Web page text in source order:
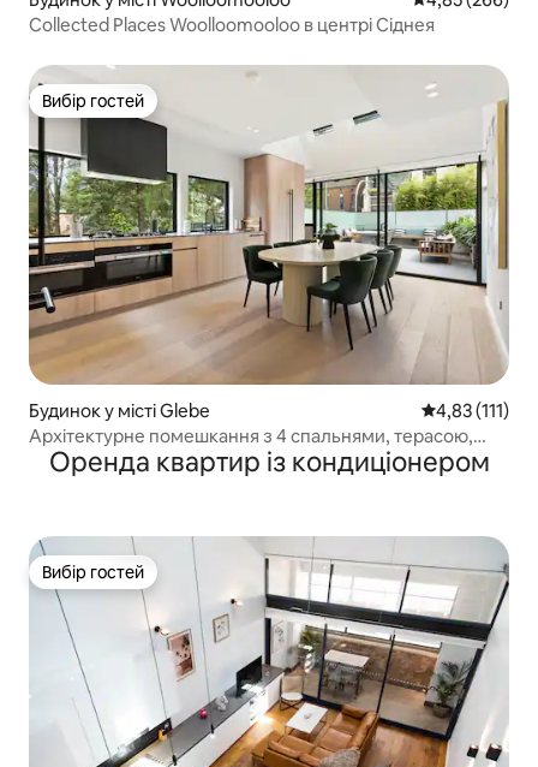
Collected Places Woolloomooloo в центрі Сіднея
Вибір гостей
Вибір гостей
Будинок у місті Glebe Середня
4,83 (111)
Архітектурне помешкання з 4 спальнями, терасою,
неподалік ринку
Оренда квартир із кондиціонером
Вибір гостей
Вибір гостей